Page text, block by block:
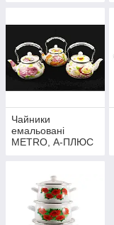
Чайники
емальовані
METRO, А-ПЛЮС